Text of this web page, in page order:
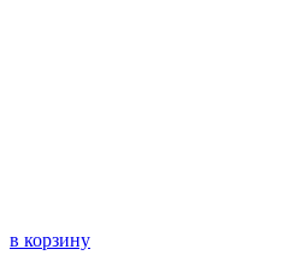
в корзину